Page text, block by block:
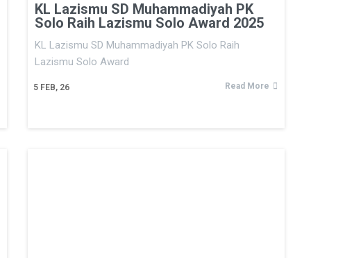
KL Lazismu SD Muhammadiyah PK
Solo Raih Lazismu Solo Award 2025
5 FEB, 26
KL Lazismu SD Muhammadiyah PK Solo Raih
Lazismu Solo Award
Read More